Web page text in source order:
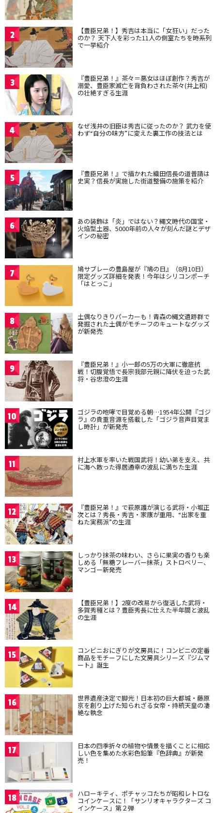
2 【豊臣兄弟！】秀吉は本当に「女狂い」だった
のか？ 天下人を彩った11人の側室たちを時系列
で一挙紹介
3 『豊臣兄弟！』茶々＝悪女はほぼ創作？秀吉が
溺愛、豊臣家滅亡を背負わされた茶々(井上和)
の壮絶すぎる生涯
4 なぜ浅井の旧臣は秀吉に従ったのか？ 武力を使
わず“自分の味方”に変えた裏工作の技法とは
5 『豊臣兄弟！』で描かれた織田信長の道普請は
史実？信長が実施した街道整備の施策を紹介
6 あの装飾は「炎」ではない？縄文時代の国宝・
火焔型土器、5000年前の人々が刻んだ謎とデザ
インの秘密
7 鳩サブレーの豊島屋が『鳩の日』（8月10日）
限定グッズ詳細を発表！今年はシリコンポーチ
「はとっこ」
8 土偶なりきりパーカーも！青森の縄文遺跡群で
発掘された土偶がモチーフのキュートなグッズ
が新発売
9 『豊臣兄弟！』小一郎の5万の大軍に徹底抗
戦！切腹覚悟で長宗我部元親に降伏を迫った武
将・谷忠澄の生涯
10 ゴジラの咆哮で目覚める朝…1954年公開『ゴジ
ラ』の貴重音源を搭載した「ゴジラ音声目覚ま
し時計」が新発売
11 村上水軍を率いた戦国武将！幼い弟を支え、共
に海へ散った得居通幸の波乱に満ちた生涯
12 『豊臣兄弟！』で萩原護が演じる武将・小堀正
次とは？秀長・秀吉・家康が重用、“出家を重
ねた実務派”の生涯
13 しっかり抹茶の味わい、さらに果実の香りも楽
しめる「無糖フレーバー抹茶」ストロベリー、
マンゴー新発売
14 【豊臣兄弟！】2度の改易から復活した武将・
多賀秀種とは？豊臣秀長に仕えた半年間と波乱
の生涯
15 コンビニおにぎりが文房具に！コンビニの定番
商品をモチーフにした文房具シリーズ『ジムマ
ート』誕生
16 世界遺産決定で脚光！日本初の巨大都城・藤原
京を創り上げた知られざる女帝・持統天皇の凄
絶な執念
17 日本の四季折々の植物や情景を描くことに相応
しい色を集めた水彩色鉛筆『色辞典』が新発
売！
18 ハローキティ、ポチャッコたちが昭和レトロな
コインケースに！「サンリオキャラクターズ コ
インケース」第２弾